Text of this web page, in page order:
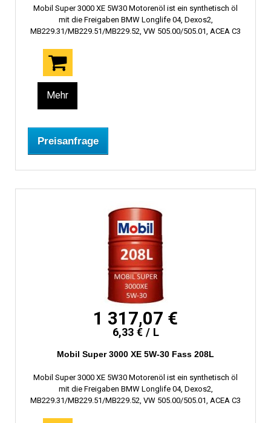
Mobil Super 3000 XE 5W30 Motorenöl ist ein synthetisch öl
mit die Freigaben BMW Longlife 04, Dexos2,
MB229.31/MB229.51/MB229.52, VW 505.00/505.01, ACEA C3
Mehr
Preisanfrage
1 317,07 €
6,33 € / L
Mobil Super 3000 XE 5W-30 Fass 208L
Mobil Super 3000 XE 5W30 Motorenöl ist ein synthetisch öl
mit die Freigaben BMW Longlife 04, Dexos2,
MB229.31/MB229.51/MB229.52, VW 505.00/505.01, ACEA C3